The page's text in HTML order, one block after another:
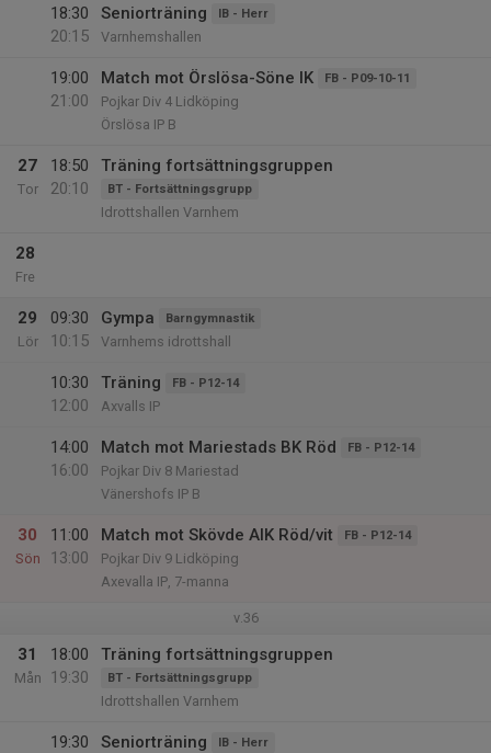
18:30
20:15
Seniorträning IB - Herr
Varnhemshallen
19:00
21:00
Match mot Örslösa-Söne IK FB - P09-10-11
Pojkar Div 4 Lidköping
Örslösa IP B
27
Tor
18:50
20:10
Träning fortsättningsgruppen
BT - Fortsättningsgrupp
Idrottshallen Varnhem
28
Fre
29
Lör
09:30
10:15
Gympa Barngymnastik
Varnhems idrottshall
10:30
12:00
Träning FB - P12-14
Axvalls IP
14:00
16:00
Match mot Mariestads BK Röd FB - P12-14
Pojkar Div 8 Mariestad
Vänershofs IP B
30
Sön
11:00
13:00
Match mot Skövde AIK Röd/vit FB - P12-14
Pojkar Div 9 Lidköping
Axevalla IP, 7-manna
v.36
31
Mån
18:00
19:30
Träning fortsättningsgruppen
BT - Fortsättningsgrupp
Idrottshallen Varnhem
19:30
Seniorträning IB - Herr